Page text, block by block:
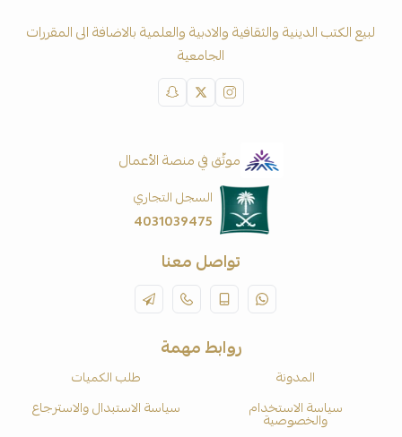
لبيع الكتب الدينية والثقافية والادبية والعلمية بالاضافة الى المقررات
الجامعية
موثّق في منصة الأعمال
السجل التجاري
4031039475
تواصل معنا
روابط مهمة
المدونة
طلب الكميات
سياسة الاستخدام
والخصوصية
سياسة الاستبدال والاسترجاع